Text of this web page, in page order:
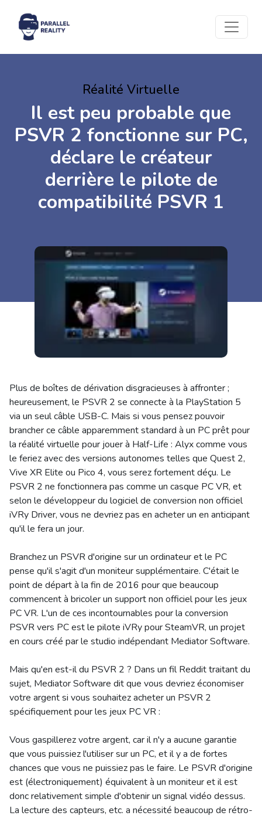
Réalité Virtuelle
Il est peu probable que
PSVR 2 fonctionne sur PC,
déclare le créateur
derrière le pilote de
compatibilité PSVR 1
Plus de boîtes de dérivation disgracieuses à affronter ;
heureusement, le PSVR 2 se connecte à la PlayStation 5
via un seul câble USB-C. Mais si vous pensez pouvoir
brancher ce câble apparemment standard à un PC prêt pour
la réalité virtuelle pour jouer à Half-Life : Alyx comme vous
le feriez avec des versions autonomes telles que Quest 2,
Vive XR Elite ou Pico 4, vous serez fortement déçu. Le
PSVR 2 ne fonctionnera pas comme un casque PC VR, et
selon le développeur du logiciel de conversion non officiel
iVRy Driver, vous ne devriez pas en acheter un en anticipant
qu'il le fera un jour.
Branchez un PSVR d'origine sur un ordinateur et le PC
pense qu'il s'agit d'un moniteur supplémentaire. C'était le
point de départ à la fin de 2016 pour que beaucoup
commencent à bricoler un support non officiel pour les jeux
PC VR. L'un de ces incontournables pour la conversion
PSVR vers PC est le pilote iVRy pour SteamVR, un projet
en cours créé par le studio indépendant Mediator Software.
Mais qu'en est-il du PSVR 2 ? Dans un fil Reddit traitant du
sujet, Mediator Software dit que vous devriez économiser
votre argent si vous souhaitez acheter un PSVR 2
spécifiquement pour les jeux PC VR :
Vous gaspillerez votre argent, car il n'y a aucune garantie
que vous puissiez l'utiliser sur un PC, et il y a de fortes
chances que vous ne puissiez pas le faire. Le PSVR d'origine
est (électroniquement) équivalent à un moniteur et il est
donc relativement simple d'obtenir un signal vidéo dessus.
La lecture des capteurs, etc. a nécessité beaucoup de rétro-